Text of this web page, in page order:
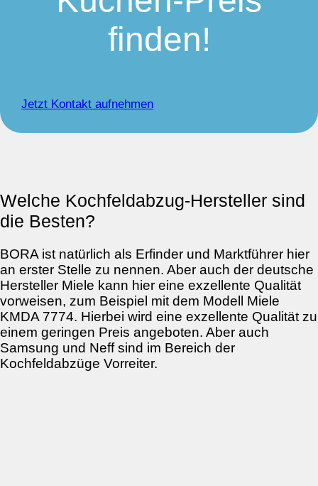
finden!
Jetzt Kontakt aufnehmen
Welche Kochfeldabzug-Hersteller sind
die Besten?
BORA ist natürlich als Erfinder und Marktführer hier
an erster Stelle zu nennen. Aber auch der deutsche
Hersteller Miele kann hier eine exzellente Qualität
vorweisen, zum Beispiel mit dem Modell Miele
KMDA 7774. Hierbei wird eine exzellente Qualität zu
einem geringen Preis angeboten. Aber auch
Samsung und Neff sind im Bereich der
Kochfeldabzüge Vorreiter.